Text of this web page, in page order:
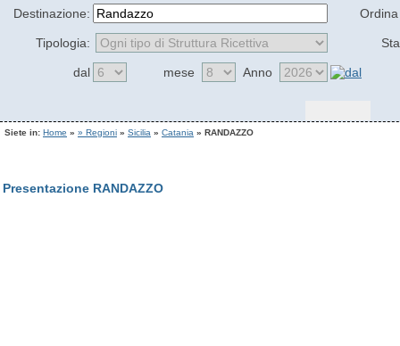
Destinazione:
Tipologia:
dal mese Anno
Siete in: Home » » Regioni » Sicilia » Catania » RANDAZZO
Presentazione RANDAZZO